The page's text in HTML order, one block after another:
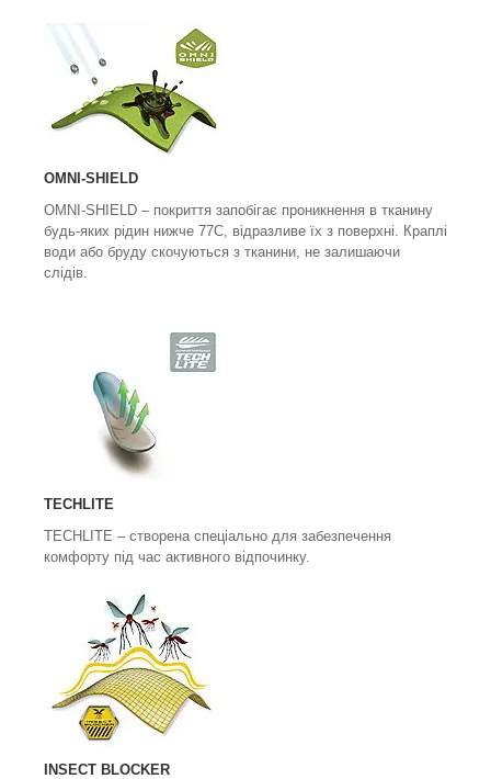
OMNI-SHIELD
OMNI-SHIELD – покриття запобігає проникнення в тканину
будь-яких рідин нижче 77С, відразливе їх з поверхні. Краплі
води або бруду скочуються з тканини, не залишаючи
слідів.
TECHLITE
TECHLITE – створена спеціально для забезпечення
комфорту під час активного відпочинку.
INSECT BLOCKER